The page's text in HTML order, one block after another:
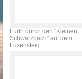
Furth durch den "Kleinen
Schwarzbach" auf dem
Lusensteig